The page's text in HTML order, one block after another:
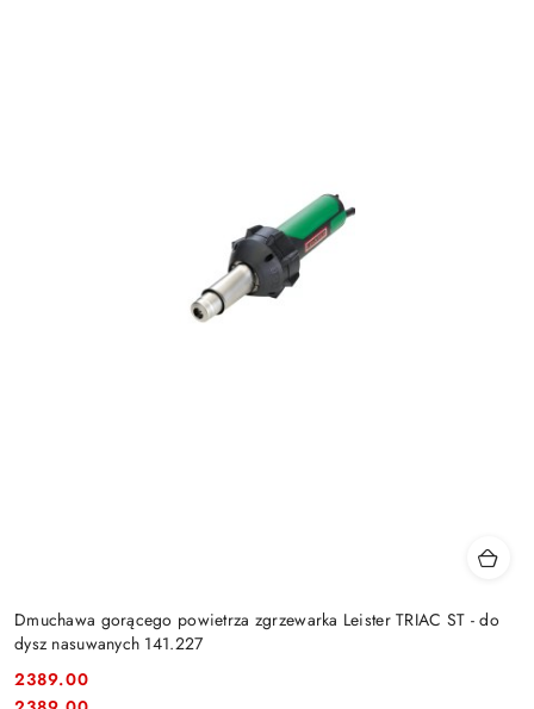
Dmuchawa gorącego powietrza zgrzewarka Leister TRIAC ST - do
dysz nasuwanych 141.227
2389.00